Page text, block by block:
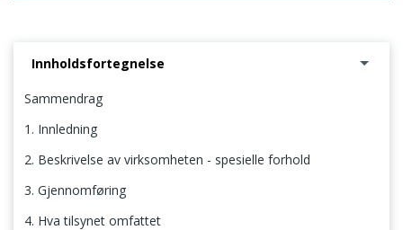
Innholdsfortegnelse
Sammendrag
1. Innledning
2. Beskrivelse av virksomheten - spesielle forhold
3. Gjennomføring
4. Hva tilsynet omfattet